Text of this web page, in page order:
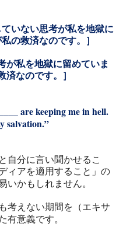
いない思考が私を地獄に
の救済なのです。］
が私を地獄に留めていま
済なのです。］
are keeping me in hell.
salvation.”
自分に言い聞かせるこ
ィアを適用すること」の
いかもしれません。
考えない期間を（エキサ
有意義です。